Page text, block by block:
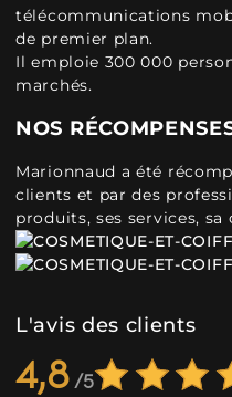
télécommunications
de premier plan.
Il emploie 300 000
marchés.
NOS
Marionnaud a été
clients et par des
produits, ses services, sa
L'avis des clients
4,8